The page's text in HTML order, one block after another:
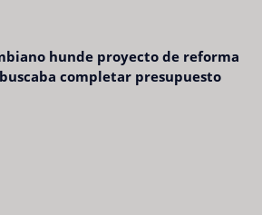
hunde proyecto de reforma
completar presupuesto